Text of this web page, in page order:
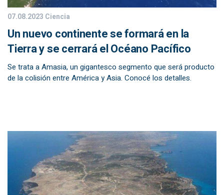
07.08.2023 Ciencia
Un nuevo continente se formará en la
Tierra y se cerrará el Océano Pacífico
Se trata a Amasia, un gigantesco segmento que será producto
de la colisión entre América y Asia. Conocé los detalles.